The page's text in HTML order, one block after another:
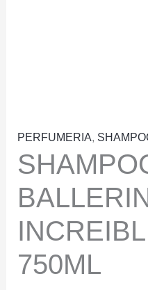
PERFUMERIA,
750ML